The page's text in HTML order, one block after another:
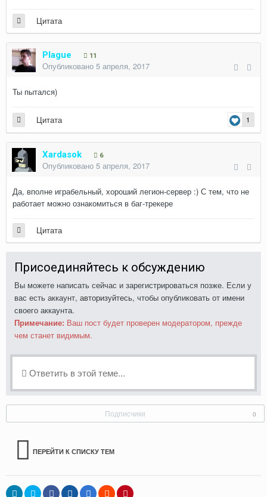
Цитата
Plague 11
Опубликовано 5 апреля, 2017
Ты пытался)
1
Цитата
Xardasok 6
Опубликовано 5 апреля, 2017
Да, вполне играбельный, хороший легион-сервер :) С тем, что не
работает можно ознакомиться в баг-трекере
Цитата
Присоединяйтесь к обсуждению
Вы можете написать сейчас и зарегистрироваться позже. Если у
вас есть аккаунт, авторизуйтесь, чтобы опубликовать от имени
своего аккаунта.
Примечание: Ваш пост будет проверен модератором, прежде
чем станет видимым.
Ответить в этой теме...
Подписчики 0
ПЕРЕЙТИ К СПИСКУ ТЕМ